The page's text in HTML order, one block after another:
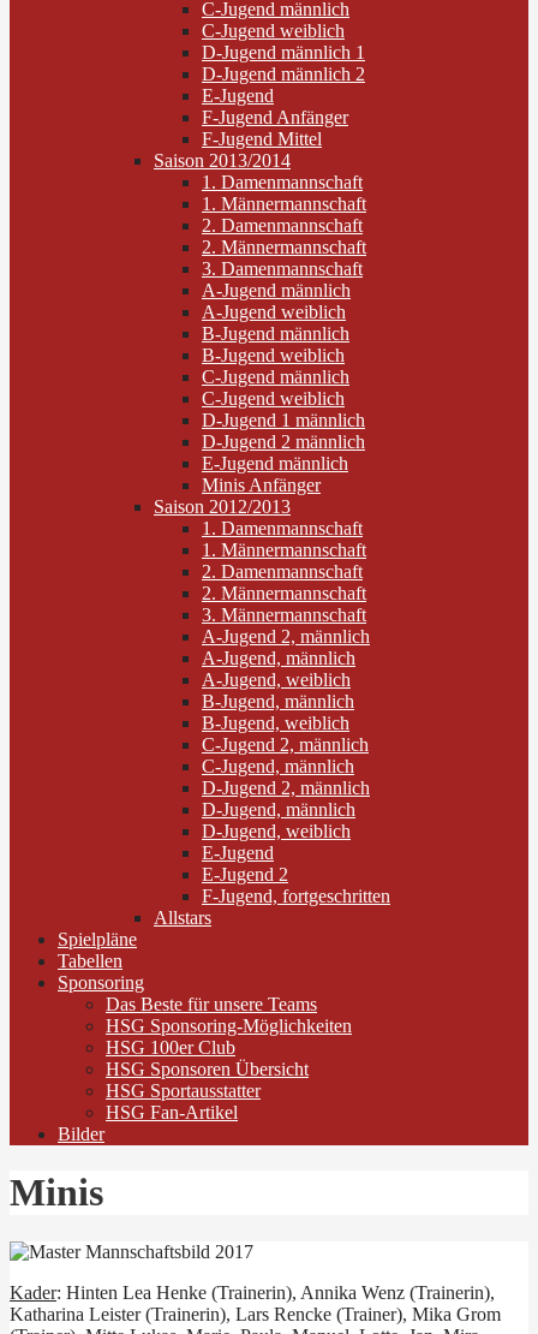
C-Jugend männlich
C-Jugend weiblich
D-Jugend männlich 1
D-Jugend männlich 2
E-Jugend
F-Jugend Anfänger
F-Jugend Mittel
Saison 2013/2014
1. Damenmannschaft
1. Männermannschaft
2. Damenmannschaft
2. Männermannschaft
3. Damenmannschaft
A-Jugend männlich
A-Jugend weiblich
B-Jugend männlich
B-Jugend weiblich
C-Jugend männlich
C-Jugend weiblich
D-Jugend 1 männlich
D-Jugend 2 männlich
E-Jugend männlich
Minis Anfänger
Saison 2012/2013
1. Damenmannschaft
1. Männermannschaft
2. Damenmannschaft
2. Männermannschaft
3. Männermannschaft
A-Jugend 2, männlich
A-Jugend, männlich
A-Jugend, weiblich
B-Jugend, männlich
B-Jugend, weiblich
C-Jugend 2, männlich
C-Jugend, männlich
D-Jugend 2, männlich
D-Jugend, männlich
D-Jugend, weiblich
E-Jugend
E-Jugend 2
F-Jugend, fortgeschritten
Allstars
Spielpläne
Tabellen
Sponsoring
Das Beste für unsere Teams
HSG Sponsoring-Möglichkeiten
HSG 100er Club
HSG Sponsoren Übersicht
HSG Sportausstatter
HSG Fan-Artikel
Bilder
Minis
Kader: Hinten Lea Henke (Trainerin), Annika Wenz (Trainerin),
Katharina Leister (Trainerin), Lars Rencke (Trainer), Mika Grom